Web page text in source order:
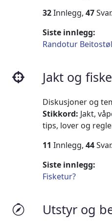
32Innlegg, 47Svar.
Siste innlegg:
Randotur
Jakt og fiske
Diskusjoner og
Stikkord: Jakt,
tips, lover og
11 Innlegg, 44Svar.
Siste innlegg:
Fisketur?
Utstyr og